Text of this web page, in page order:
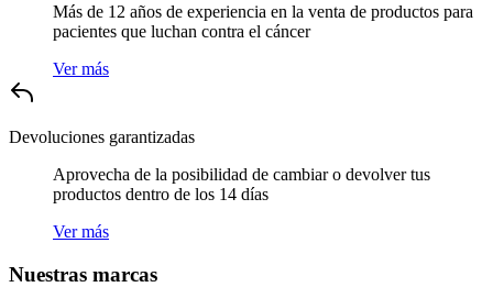
Más de 12 años de experiencia en la venta de productos para
pacientes que luchan contra el cáncer
Ver más
Devoluciones garantizadas
Aprovecha de la posibilidad de cambiar o devolver tus
productos dentro de los 14 días
Ver más
Nuestras marcas